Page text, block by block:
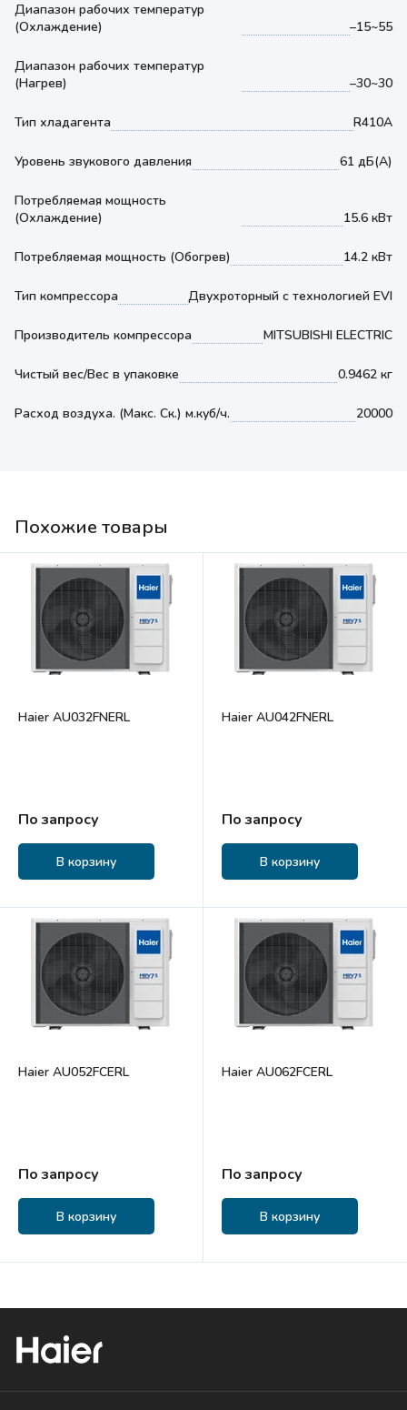
Диапазон рабочих температур
(Охлаждение)
–15~55
Диапазон рабочих температур
(Нагрев)
–30~30
Тип хладагента R410A
Уровень звукового давления 61 дБ(А)
Потребляемая мощность
(Охлаждение)
15.6 кВт
Потребляемая мощность (Обогрев) 14.2 кВт
Тип компрессора Двухроторный с технологией EVI
Производитель компрессора MITSUBISHI ELECTRIC
Чистый вес/Вес в упаковке 0.9462 кг
Расход воздуха. (Макс. Ск.) м.куб/ч. 20000
Похожие товары
Haier AU032FNERL
По запросу
В корзину
Haier AU042FNERL
По запросу
В корзину
Haier AU052FCERL
По запросу
В корзину
Haier AU062FCERL
По запросу
В корзину